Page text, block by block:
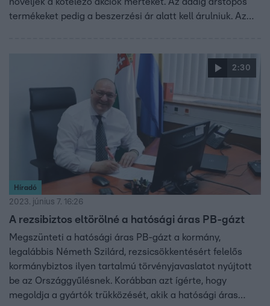
termékeket pedig a beszerzési ár alatt kell árulniuk. Az
2:30
Híradó
2023. június 7. 16:26
A rezsibiztos eltörölné a hatósági áras PB-gázt
Megszünteti a hatósági áras PB-gázt a kormány,
legalábbis Németh Szilárd, rezsicsökkentésért felelős
kormánybiztos ilyen tartalmú törvényjavaslatot nyújtott
be az Országgyűlésnek. Korábban azt ígérte, hogy
megoldja a gyártók trükközését, akik a hatósági áras